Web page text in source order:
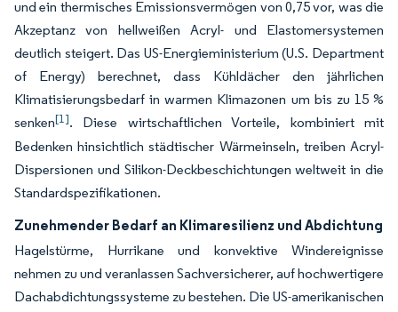
und ein thermisches Emissionsvermögen von 0,75 vor, was die
Akzeptanz von hellweißen Acryl- und Elastomersystemen
deutlich steigert. Das US-Energieministerium (U.S. Department
of Energy) berechnet, dass Kühldächer den jährlichen
Klimatisierungsbedarf in warmen Klimazonen um bis zu 15 %
senken[1]. Diese wirtschaftlichen Vorteile, kombiniert mit
Bedenken hinsichtlich städtischer Wärmeinseln, treiben Acryl-
Dispersionen und Silikon-Deckbeschichtungen weltweit in die
Standardspezifikationen.
Zunehmender Bedarf an Klimaresilienz und Abdichtung
Hagelstürme, Hurrikane und konvektive Windereignisse
nehmen zu und veranlassen Sachversicherer, auf hochwertigere
Dachabdichtungssysteme zu bestehen. Die US-amerikanischen